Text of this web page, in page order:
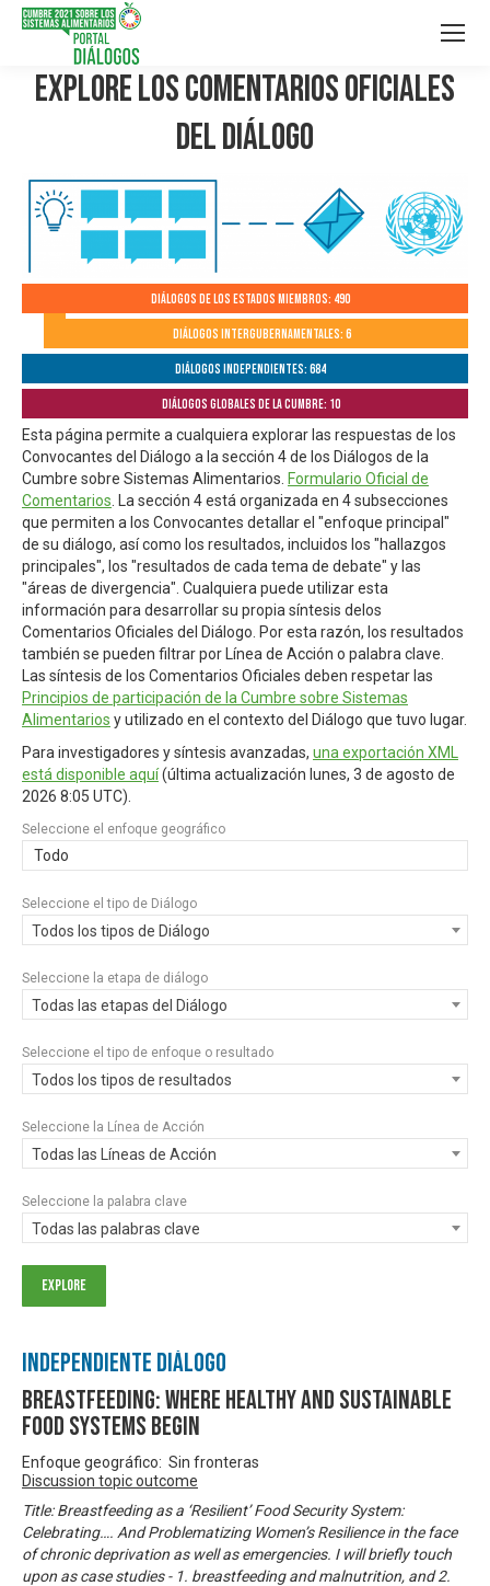
Explore los Comentarios Oficiales
del Diálogo
Diálogos de los Estados Miembros: 490
Diálogos Intergubernamentales: 6
Diálogos independientes: 684
Diálogos globales de la Cumbre: 10
Esta página permite a cualquiera explorar las respuestas de los
Convocantes del Diálogo a la sección 4 de los Diálogos de la
Cumbre sobre Sistemas Alimentarios. Formulario Oficial de
Comentarios . La sección 4 está organizada en 4 subsecciones
que permiten a los Convocantes detallar el "enfoque principal"
de su diálogo, así como los resultados, incluidos los "hallazgos
principales", los "resultados de cada tema de debate" y las
"áreas de divergencia". Cualquiera puede utilizar esta
información para desarrollar su propia síntesis delos
Comentarios Oficiales del Diálogo. Por esta razón, los resultados
también se pueden filtrar por Línea de Acción o palabra clave.
Las síntesis de los Comentarios Oficiales deben respetar las
Principios de participación de la Cumbre sobre Sistemas
Alimentarios y utilizado en el contexto del Diálogo que tuvo lugar.
Para investigadores y síntesis avanzadas, una exportación XML
está disponible aquí(última actualización lunes, 3 de agosto de
2026 8:05 UTC).
Seleccione el enfoque geográfico
Todo
Seleccione el tipo de Diálogo
Todos los tipos de Diálogo
Seleccione la etapa de diálogo
Todas las etapas del Diálogo
Seleccione el tipo de enfoque o resultado
Todos los tipos de resultados
Seleccione la Línea de Acción
Todas las Líneas de Acción
Seleccione la palabra clave
Todas las palabras clave
Independiente Diálogo
Breastfeeding: where healthy and sustainable
food systems begin
Enfoque geográfico: Sin fronteras
Discussion topic outcome
Title: Breastfeeding as a ‘Resilient’ Food Security System:
Celebrating…. And Problematizing Women’s Resilience in the face
of chronic deprivation as well as emergencies. I will briefly touch
upon as case studies - 1. breastfeeding and malnutrition, and 2.